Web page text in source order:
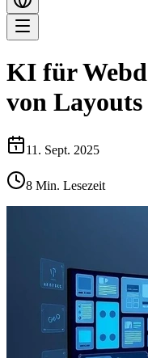
KI für
von
11. Sept. 2025
8 Min. Lesezeit